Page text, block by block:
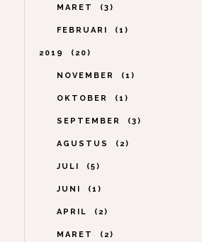
MARET 3
FEBRUARI 1
2019 20
NOVEMBER 1
OKTOBER 1
SEPTEMBER 3
AGUSTUS 2
JULI 5
JUNI 1
APRIL 2
MARET 2